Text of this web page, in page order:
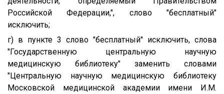
Российской Федерации,", слово "бесплатный"
исключить;
г) в пункте 3 слово "бесплатный" исключить, слова
"Государственную центральную научную
медицинскую библиотеку" заменить словами
"Центральную научную медицинскую библиотеку
Московской медицинской академии имени И.М.